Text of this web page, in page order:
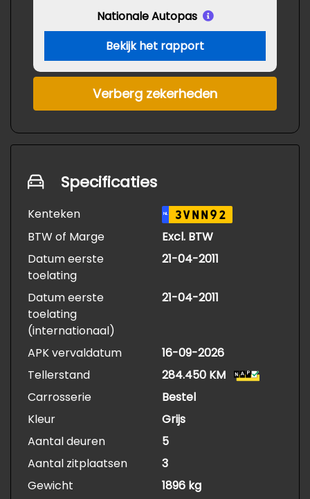
Nationale Autopas
Bekijk het rapport
Verberg zekerheden
Specificaties
Kenteken NL 3VNN92
BTW of Marge
Excl. BTW
Datum eerste
toelating
21-04-2011
Datum eerste
toelating
(internationaal)
21-04-2011
APK vervaldatum
16-09-2026
Tellerstand
284.450 KM
Carrosserie
Bestel
Kleur
Grijs
Aantal deuren
5
Aantal zitplaatsen
3
Gewicht
1896 kg